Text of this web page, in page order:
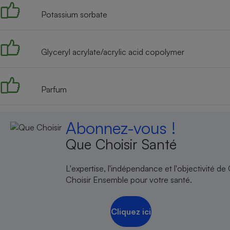
Potassium sorbate
Glyceryl acrylate/acrylic acid copolymer
Parfum
Abonnez-vous !
Que Choisir Santé
L'expertise, l'indépendance et l'objectivité de
Choisir Ensemble pour votre santé.
Cliquez ici